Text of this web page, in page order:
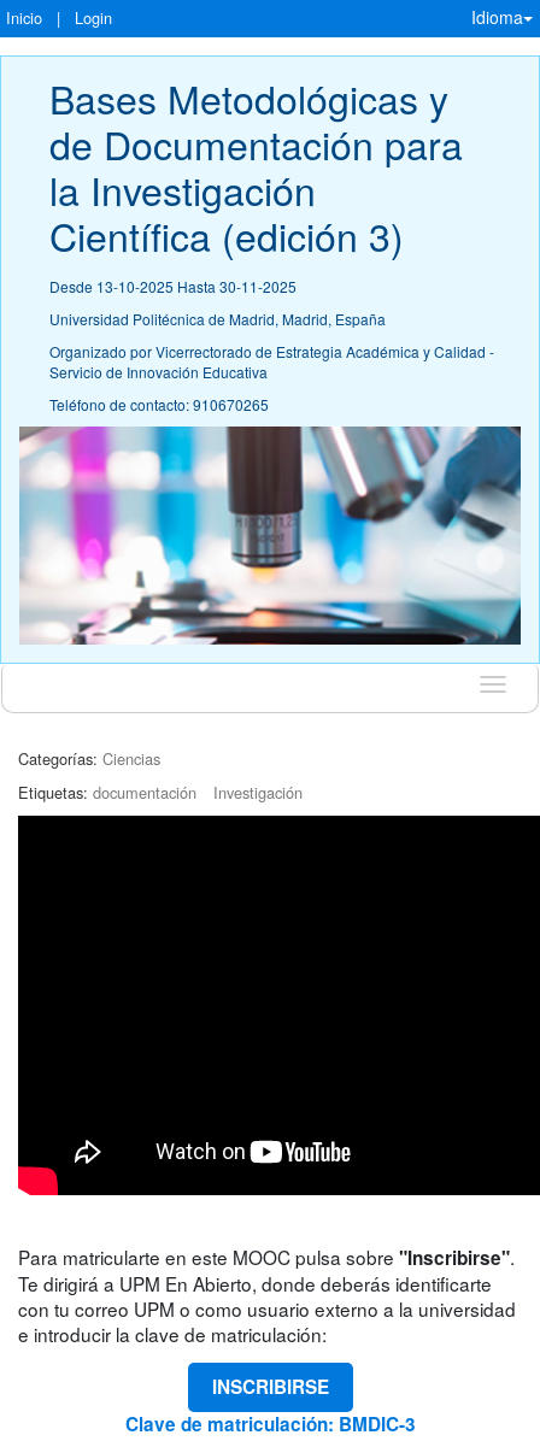
Inicio | Login Idioma
Bases Metodológicas y
de Documentación para
la Investigación
Científica (edición 3)
Desde 13-10-2025 Hasta 30-11-2025
Universidad Politécnica de Madrid, Madrid, España
Organizado por Vicerrectorado de Estrategia Académica y Calidad -
Servicio de Innovación Educativa
Teléfono de contacto: 910670265
Idioma
Categorías: Ciencias
Etiquetas: documentación Investigación
Para matricularte en este MOOC pulsa sobre "Inscribirse".
Te dirigirá a UPM En Abierto, donde deberás identificarte
con tu correo UPM o como usuario externo a la universidad
e introducir la clave de matriculación:
INSCRIBIRSE
Clave de matriculación: BMDIC-3